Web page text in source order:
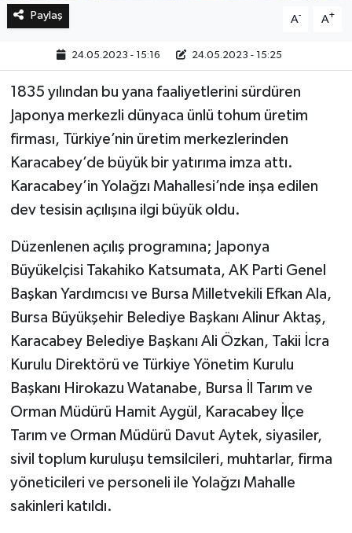
Paylaş A- A+
24.05.2023 - 15:16 24.05.2023 - 15:25
1835 yılından bu yana faaliyetlerini sürdüren
Japonya merkezli dünyaca ünlü tohum üretim
firması, Türkiye’nin üretim merkezlerinden
Karacabey’de büyük bir yatırıma imza attı.
Karacabey’in Yolağzı Mahallesi’nde inşa edilen
dev tesisin açılışına ilgi büyük oldu.
Düzenlenen açılış programına; Japonya
Büyükelçisi Takahiko Katsumata, AK Parti Genel
Başkan Yardımcısı ve Bursa Milletvekili Efkan Ala,
Bursa Büyükşehir Belediye Başkanı Alinur Aktaş,
Karacabey Belediye Başkanı Ali Özkan, Takii İcra
Kurulu Direktörü ve Türkiye Yönetim Kurulu
Başkanı Hirokazu Watanabe, Bursa İl Tarım ve
Orman Müdürü Hamit Aygül, Karacabey İlçe
Tarım ve Orman Müdürü Davut Aytek, siyasiler,
sivil toplum kuruluşu temsilcileri, muhtarlar, firma
yöneticileri ve personeli ile Yolağzı Mahalle
sakinleri katıldı.